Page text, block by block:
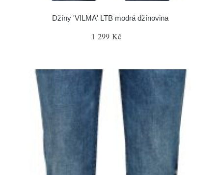
Džíny 'VILMA' LTB modrá džínovina
1 299 Kč